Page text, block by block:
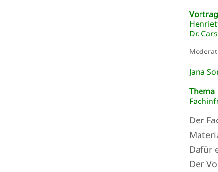
Dr.
Jana
Thema
Der
Dafür
Der